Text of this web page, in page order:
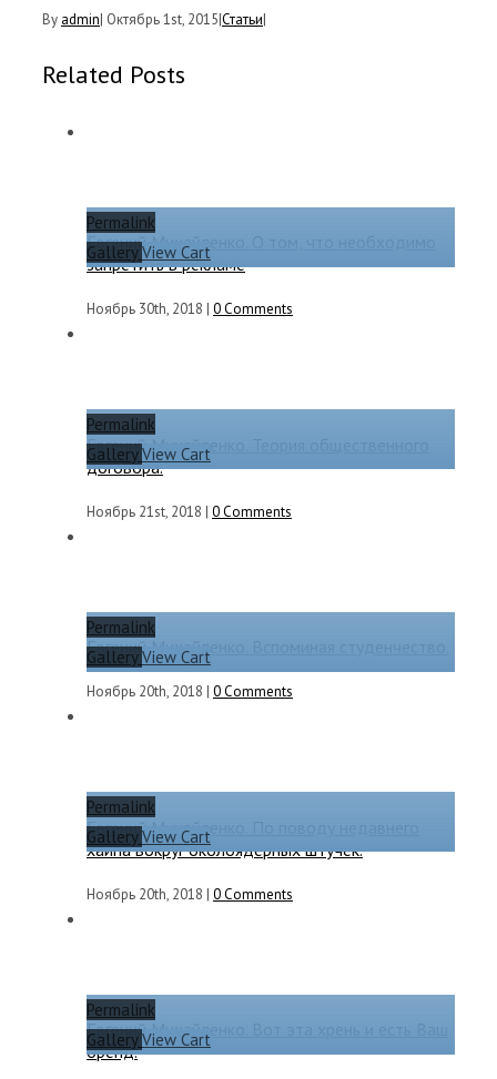
By admin| Октябрь 1st, 2015|Статьи|
Related Posts
Permalink
GalleryView Cart
Евгений Михайленко. О том, что необходимо
запретить в рекламе
Ноябрь 30th, 2018 | 0 Comments
Permalink
GalleryView Cart
Евгений Михайленко. Теория общественного
договора.
Ноябрь 21st, 2018 | 0 Comments
Permalink
GalleryView Cart
Евгений Михайленко. Вспоминая студенчество.
Ноябрь 20th, 2018 | 0 Comments
Permalink
GalleryView Cart
Евгений Михайленко. По поводу недавнего
хайпа вокруг околоядерных штучек.
Ноябрь 20th, 2018 | 0 Comments
Permalink
GalleryView Cart
Евгений Михайленко. Вот эта хрень и есть Ваш
бренд.